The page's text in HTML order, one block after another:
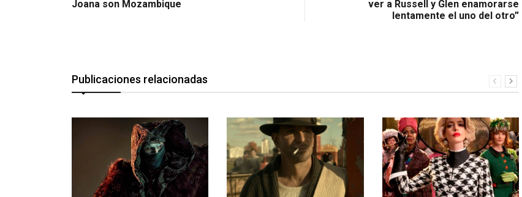
Joana son Mozambique
ver a Russell y Glen enamorarse
lentamente el uno del otro”
Publicaciones relacionadas